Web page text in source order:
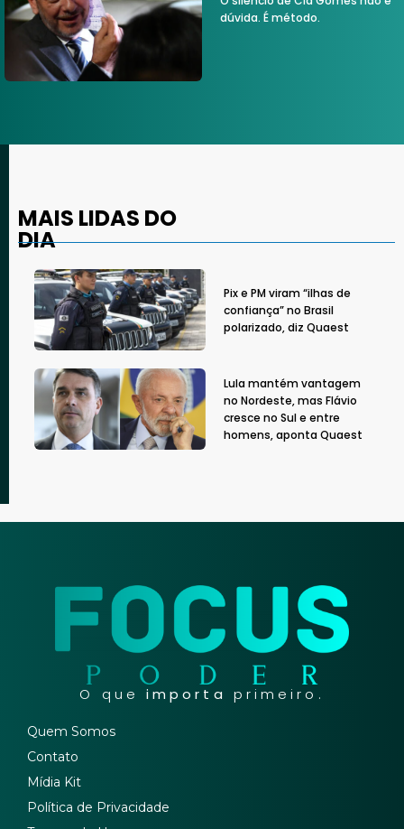
dúvida. É método.
MAIS LIDAS DO
DIA
Pix e PM viram “ilhas de
confiança” no Brasil
polarizado, diz Quaest
Lula mantém vantagem
no Nordeste, mas Flávio
cresce no Sul e entre
homens, aponta Quaest
O que importa primeiro.
Quem Somos
Contato
Mídia Kit
Política de Privacidade